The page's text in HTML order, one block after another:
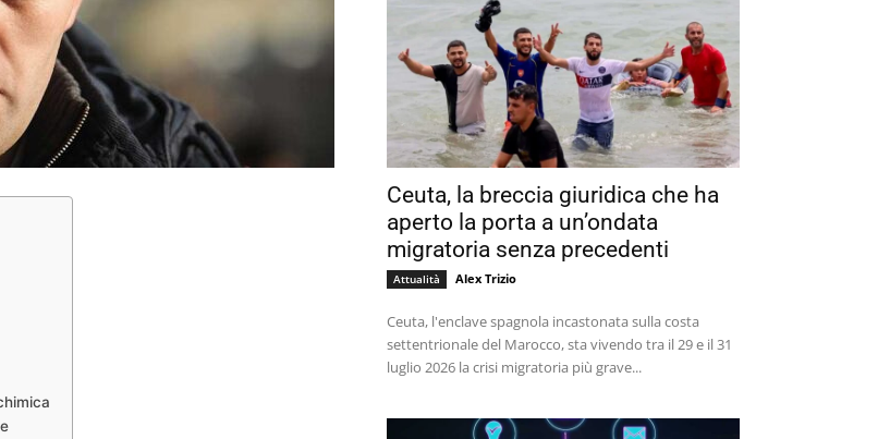
Ceuta, la breccia giuridica che ha
aperto la porta a un’ondata
migratoria senza precedenti
Attualità Alex Trizio
Ceuta, l'enclave spagnola incastonata sulla costa
settentrionale del Marocco, sta vivendo tra il 29 e il 31
luglio 2026 la crisi migratoria più grave...